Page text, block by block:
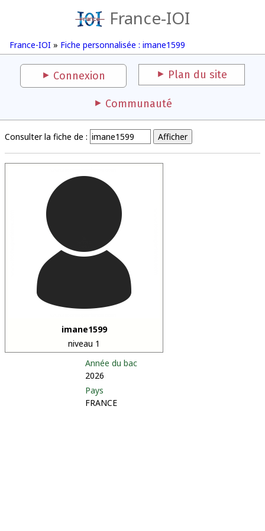
France-IOI
France-IOI » Fiche personnalisée : imane1599
Connexion Plan du site
Communauté
Consulter la fiche de :
imane1599
niveau 1
Année du bac
2026
Pays
FRANCE